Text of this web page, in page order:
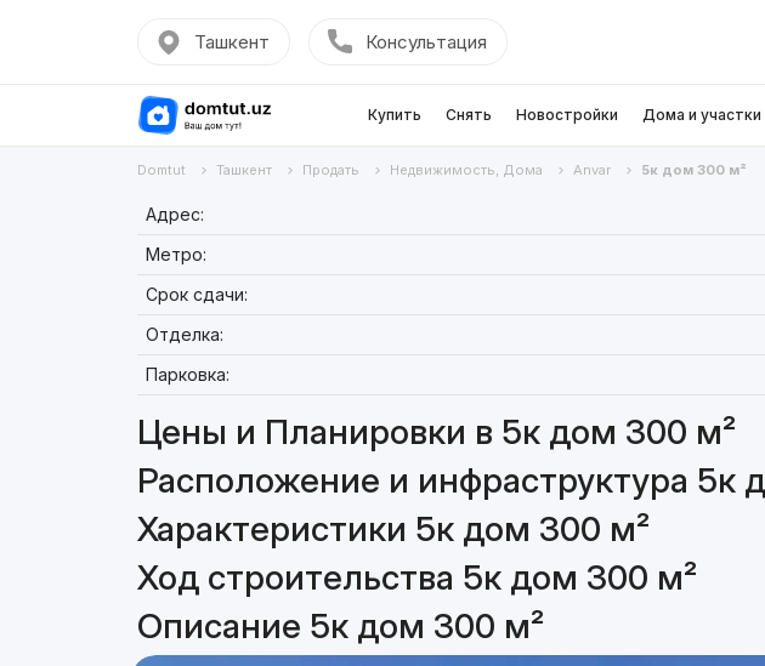
Ташкент Консультация
Купить Снять Новостройки Дома и участки
Domtut Ташкент Продать Недвижимость, Дома Anvar 5к дом 300 м²
Адрес:
Метро:
Срок сдачи:
Отделка:
Парковка:
Цены и Планировки в 5к дом 300 м²
Расположение и инфраструктура 5к
Характеристики 5к дом 300 м²
Ход строительства 5к дом 300 м²
Описание 5к дом 300 м²